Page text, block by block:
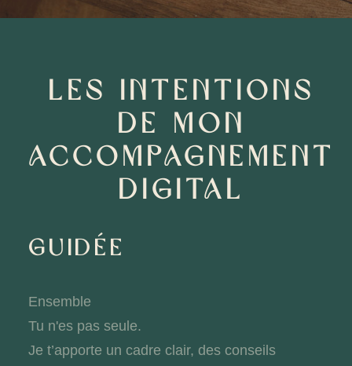
LES INTENTIONS
DE MON
ACCOMPAGNEMENT
DIGITAL
GUIDÉE
Ensemble
Tu n'es pas seule.
Je t’apporte un cadre clair, des conseils